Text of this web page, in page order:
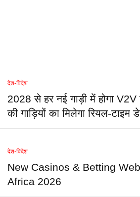
देश-विदेश
2028 से हर नई गाड़ी में होगा
की गाड़ियों का मिलेगा रियल-टाइम
देश-विदेश
New Casinos & Betting
Africa 2026